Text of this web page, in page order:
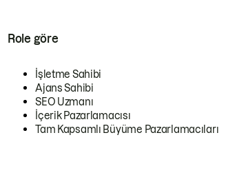
Role göre
İşletme Sahibi
Ajans Sahibi
SEO Uzmanı
İçerik Pazarlamacısı
Tam Kapsamlı Büyüme Pazarlamacıları